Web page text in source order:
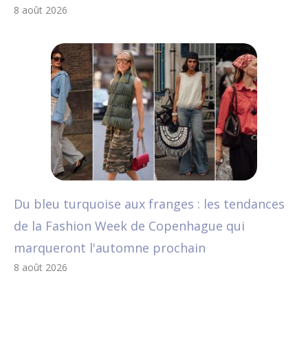
8 août 2026
Du bleu turquoise aux franges : les tendances
de la Fashion Week de Copenhague qui
marqueront l'automne prochain
8 août 2026